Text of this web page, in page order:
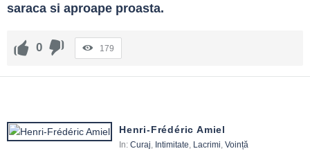
saraca si aproape proasta.
0 179
Henri-Frédéric Amiel
In: Curaj, Intimitate, Lacrimi, Voință